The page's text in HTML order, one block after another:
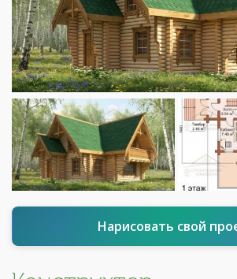
Нарисовать свой